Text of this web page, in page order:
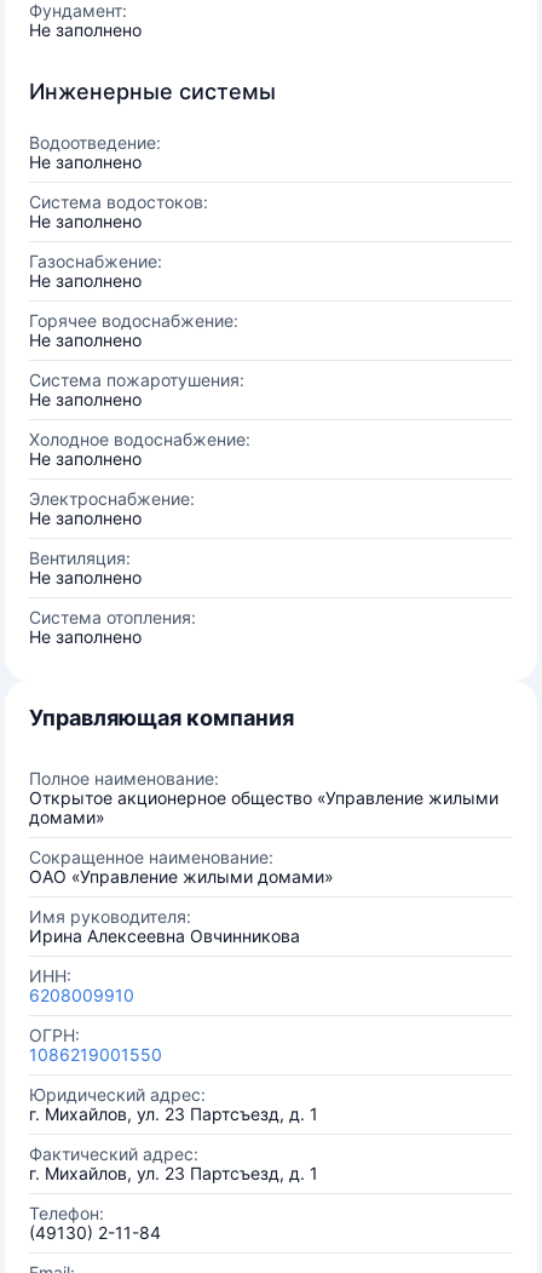
Фундамент:
Не заполнено
Инженерные системы
Водоотведение:
Не заполнено
Система водостоков:
Не заполнено
Газоснабжение:
Не заполнено
Горячее водоснабжение:
Не заполнено
Система пожаротушения:
Не заполнено
Холодное водоснабжение:
Не заполнено
Электроснабжение:
Не заполнено
Вентиляция:
Не заполнено
Система отопления:
Не заполнено
Управляющая компания
Полное наименование:
Открытое акционерное общество «Управление жилыми
домами»
Сокращенное наименование:
ОАО «Управление жилыми домами»
Имя руководителя:
Ирина Алексеевна Овчинникова
ИНН:
6208009910
ОГРН:
1086219001550
Юридический адрес:
г. Михайлов, ул. 23 Партсъезд, д. 1
Фактический адрес:
г. Михайлов, ул. 23 Партсъезд, д. 1
Телефон:
(49130) 2-11-84